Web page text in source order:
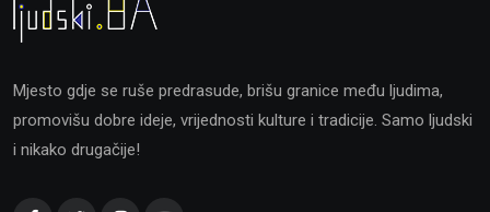
Mjesto gdje se ruše predrasude, brišu granice među ljudima,
promovišu dobre ideje, vrijednosti kulture i tradicije. Samo ljudski
i nikako drugačije!